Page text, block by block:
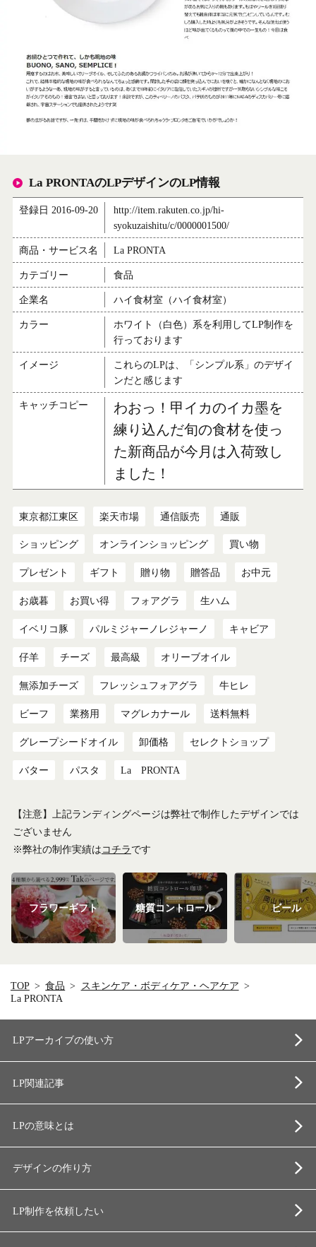
La PRONTAのLPデザインのLP情報
登録日 2016-09-20
http://item.rakuten.co.jp/hi-
syokuzaishitu/c/0000001500/
商品・サービス名 La PRONTA
カテゴリー 食品
企業名 ハイ食材室（ハイ食材室）
カラー
ホワイト（白色）系を利用してLP制作を
行っております
イメージ
これらのLPは、「シンプル系」のデザイ
ンだと感じます
キャッチコピー
わおっ！甲イカのイカ墨を
練り込んだ旬の食材を使っ
た新商品が今月は入荷致し
ました！
東京都江東区 楽天市場 通信販売 通販
ショッピング オンラインショッピング 買い物
プレゼント ギフト 贈り物 贈答品 お中元
お歳暮 お買い得 フォアグラ 生ハム
イベリコ豚 パルミジャーノレジャーノ キャビア
仔羊 チーズ 最高級 オリーブオイル
無添加チーズ フレッシュフォアグラ 牛ヒレ
ビーフ 業務用 マグレカナール 送料無料
グレープシードオイル 卸価格 セレクトショップ
バター パスタ La PRONTA
【注意】上記ランディングページは弊社で制作したデザインでは
ございません
※弊社の制作実績はコチラです
フラワーギフト 糖質コントロール ビール
TOP 食品
スキンケア・ボディケア・ヘアケア
La PRONTA
LPアーカイブの使い方
LP関連記事
LPの意味とは
デザインの作り方
LP制作を依頼したい